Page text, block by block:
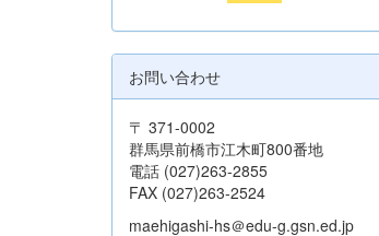
お問い合わせ
〒 371-0002
群馬県前橋市江木町800番地
電話 (027)263-2855
FAX (027)263-2524
maehigashi-hs＠edu-g.gsn.ed.jp